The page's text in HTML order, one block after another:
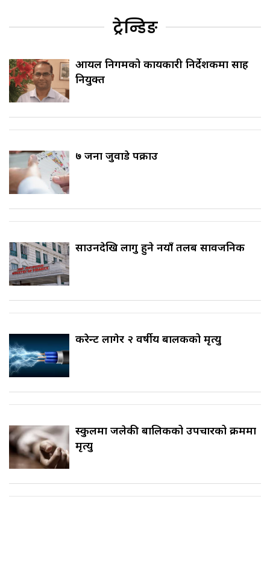
ट्रेन्डिङ
आयल निगमको कार्यकारी निर्देशकमा साह
नियुक्त
७ जना जुवाडे पक्राउ
साउनदेखि लागु हुने नयाँ तलब सार्वजनिक
करेन्ट लागेर २ वर्षीय बालकको मृत्यु
स्कुलमा जलेकी बालिकको उपचारको क्रममा
मृत्यु